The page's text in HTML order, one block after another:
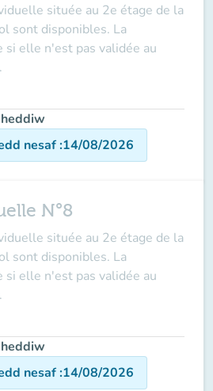
située au 2e étage de la
sont disponibles. La
si elle n'est pas validée au
nesaf:14/08/2026
N°8
située au 2e étage de la
sont disponibles. La
si elle n'est pas validée au
nesaf:14/08/2026